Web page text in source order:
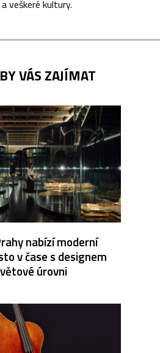
veškeré kultury.
VÁS ZAJÍMAT
nabízí moderní
v čase s designem
úrovni